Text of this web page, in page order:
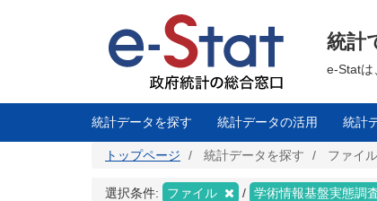
に
統計
e-Statは
統計データを探す 統計データの活用 統計
トップページ 統計データを探す ファイル
選択条件: ファイル 学術情報基盤実態調